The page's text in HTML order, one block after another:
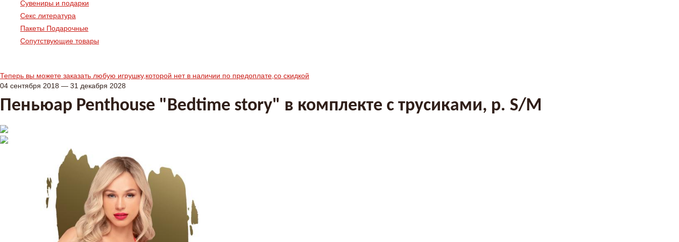
Сувениры и подарки
Секс литература
Пакеты Подарочные
Сопутствующие товары
Теперь вы можете заказать любую игрушку,которой нет в наличии по предоплате,со скидкой
04 сентября 2018 — 31 декабря 2028
Пеньюар Penthouse "Bedtime story" в комплекте с трусиками, р. S/M